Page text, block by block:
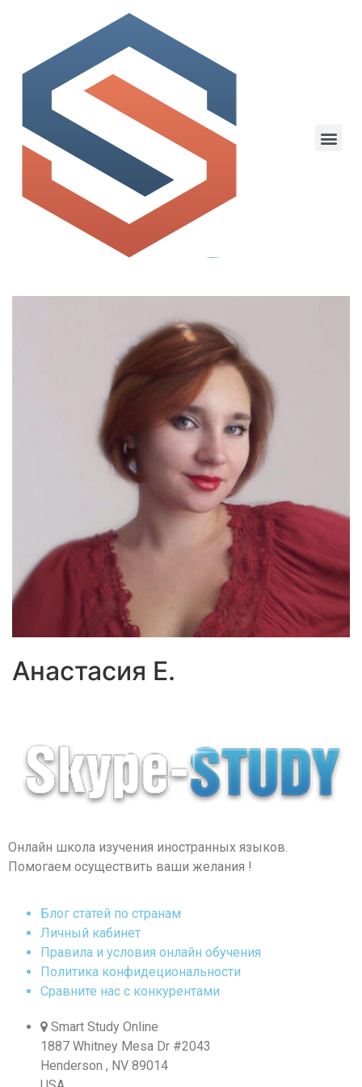
Анастасия Е.
Онлайн школа изучения иностранных языков.
Помогаем осуществить ваши желания !
Блог статей по странам
Личный кабинет
Правила и условия онлайн обучения
Политика конфидециональности
Сравните нас с конкурентами
Smart Study Online
1887 Whitney Mesa Dr #2043
Henderson , NV 89014